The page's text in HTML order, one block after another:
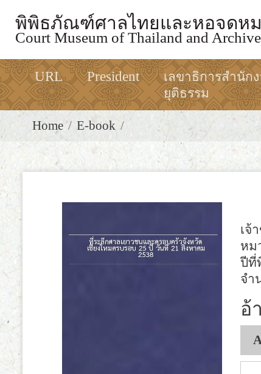
พิพิธภัณฑ์ศาลไทยและหอจดหม
Court Museum of Thailand and
URL President
เลขาธิการสำนัก
ยุติธรรม
Home E-book
เจ้
หม
ปีที่
จำ
อ้